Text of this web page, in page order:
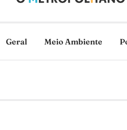
Geral Meio Ambiente